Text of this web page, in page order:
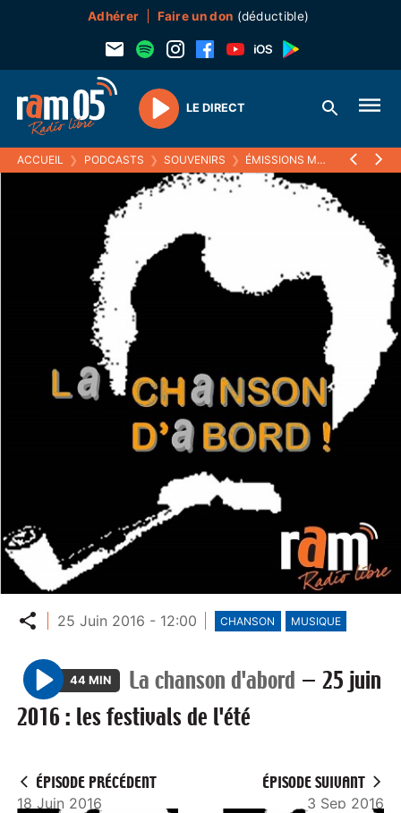
Adhérer Faire un don (déductible)
Play
LE DIRECT
ACCUEIL ❯ PODCASTS ❯ SOUVENIRS ❯ ÉMISSIONS MUSICALES (SOUVENIRS)
Partager
25 Juin 2016 - 12:00 CHANSON MUSIQUE
P
l
44 MIN La chanson d'abord — 25 juin
2016 : les festivals de l'été
ÉPISODE PRÉCÉDENT
18 Juin 2016
ÉPISODE SUIVANT
3 Sep 2016